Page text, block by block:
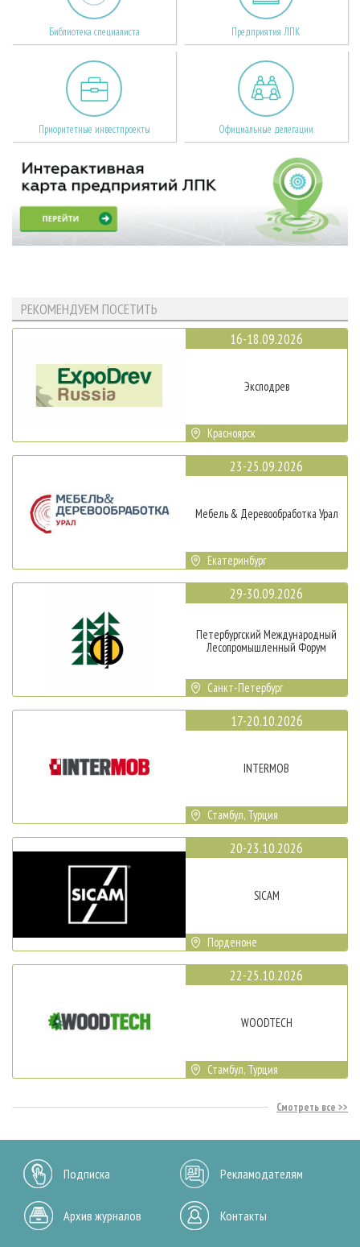
Библиотека специалиста Предприятия ЛПК
Приоритетные инвестпроекты Официальные делегации
РЕКОМЕНДУЕМ ПОСЕТИТЬ
16-18.09.2026
Эксподрев
Красноярск
23-25.09.2026
Мебель & Деревообработка Урал
Екатеринбург
29-30.09.2026
Петербургский Международный
Лесопромышленный Форум
Санкт-Петербург
17-20.10.2026
INTERMOB
Стамбул, Турция
20-23.10.2026
SICAM
Порденоне
22-25.10.2026
WOODTECH
Стамбул, Турция
Смотреть все
Подписка Рекламодателям
Архив журналов Контакты